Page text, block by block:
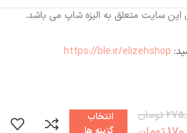
سایت متعلق به الیزه شاپ می باشد.
https://ble.ir/elizehshop
تومان
انتخاب